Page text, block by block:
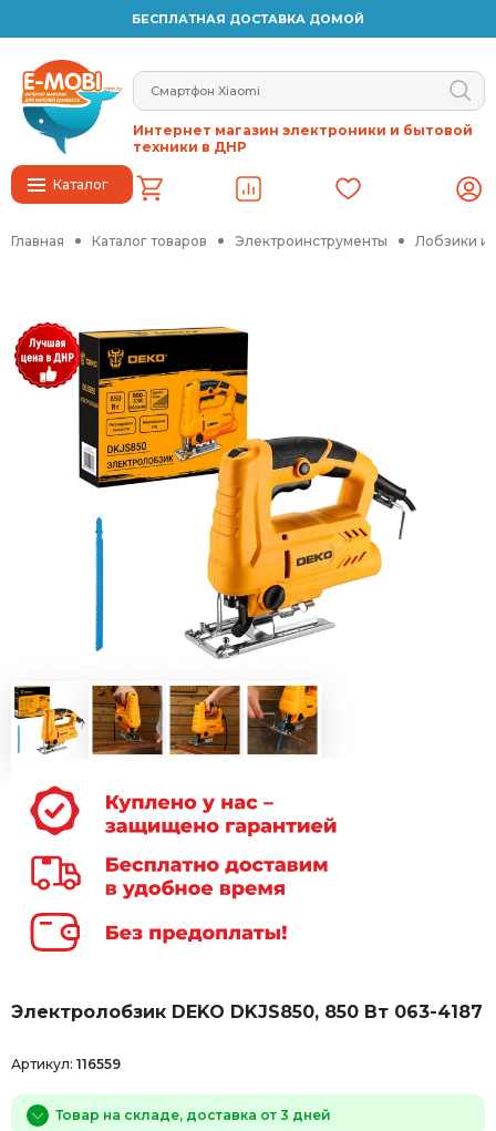
БЕСПЛАТНАЯ ДОСТАВКА ДОМОЙ
Каталог
Интернет магазин электроники и бытовой
техники в ДНР
Главная Каталог товаров Электроинструменты Лобзики и
Электролобзик DEKO DKJS850, 850 Вт 063-4187
Артикул: 116559
Товар на складе, доставка от 3 дней